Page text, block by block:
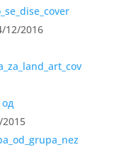
12/2016